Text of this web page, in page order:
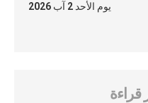
يوم الأحد 2 آب 2026
قراءة